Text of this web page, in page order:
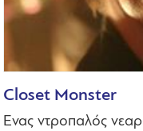
Closet Monster
Ενας ντροπαλός